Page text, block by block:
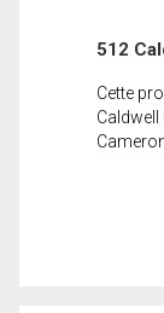
512
Cette